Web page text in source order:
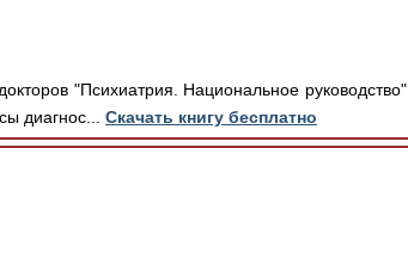
"Психиатрия. Национальное руководство"
диагнос... Скачать книгу бесплатно